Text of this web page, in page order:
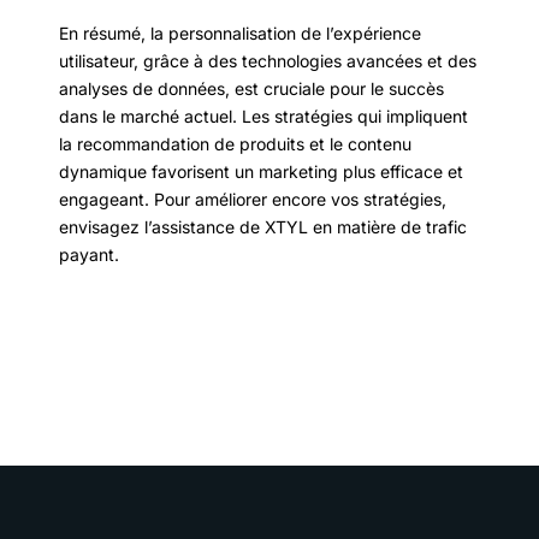
En résumé, la personnalisation de l’expérience
utilisateur, grâce à des technologies avancées et des
analyses de données, est cruciale pour le succès
dans le marché actuel. Les stratégies qui impliquent
la recommandation de produits et le contenu
dynamique favorisent un marketing plus efficace et
engageant. Pour améliorer encore vos stratégies,
envisagez l’assistance de XTYL en matière de trafic
payant.